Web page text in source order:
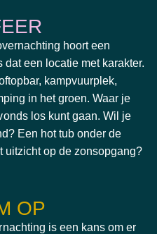
hoort een
een locatie met karakter.
kampvuurplek,
in het groen. Waar je
los kunt gaan. Wil je
Een hot tub onder de
uitzicht op de zonsopgang?
OP
is een kans om er